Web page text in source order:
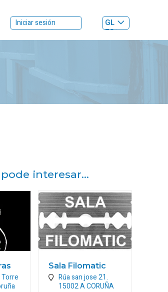
Iniciar sesión
GL
ES|
interesar...
Sala Filomatic
Rúa san jose 21.
15002A CORUÑA